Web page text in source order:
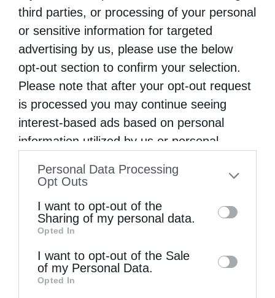
third parties, or processing of your personal
or sensitive information for targeted
advertising by us, please use the below
opt-out section to confirm your selection.
Please note that after your opt-out request
is processed you may continue seeing
interest-based ads based on personal
information utilized by us or personal
to your opt-out. You may separately opt-out
information by third parties on the IAB’s list
of downstream participants. This
information may also be disclosed by us to
third parties on theIAB’s List of
Downstream Participants
Personal Data Processing
Opt Outs
I want to opt-out of the
Sharing of my personal data.
Opted In
I want to opt-out of the Sale
of my Personal Data.
Opted In
Η “Κιβωτός της Ορθοδοξίας” σε όλα τα περίπτερα
Δημητριάδος Ιγνάτιος: «Η Παναγία μας δείχνει τον
δρόμο...